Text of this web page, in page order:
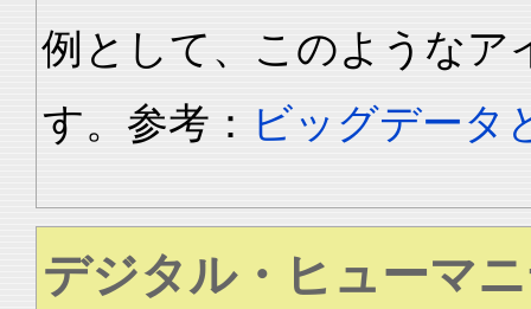
例として、このようなア
す。参考： ビッグデータ
デジタル・ヒューマ